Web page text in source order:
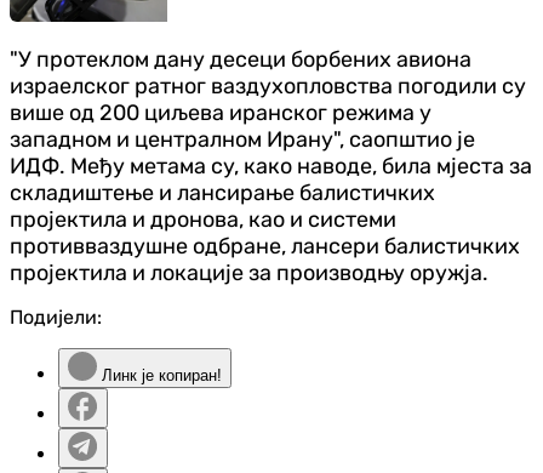
"У протеклом дану десеци борбених авиона
израелског ратног ваздухопловства погодили су
више од 200 циљева иранског режима у
западном и централном Ирану", саопштио је
ИДФ. Међу метама су, како наводе, била мјеста за
складиштење и лансирање балистичких
пројектила и дронова, као и системи
противваздушне одбране, лансери балистичких
пројектила и локације за производњу оружја.
Подијели:
Линк је копиран!